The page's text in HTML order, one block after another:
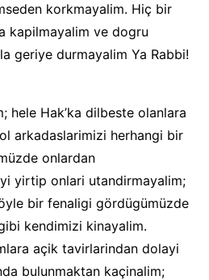
korkmayalim. Hiç bir
kapilmayalim ve dogru
geriye durmayalim Ya Rabbi!
hele Hak’ka dilbeste olanlara
arkadaslarimizi herhangi bir
onlardan
yirtip onlari utandirmayalim;
bir fenaligi gördügümüzde
kendimizi kinayalim.
açik tavirlarindan dolayi
bulunmaktan kaçinalim;